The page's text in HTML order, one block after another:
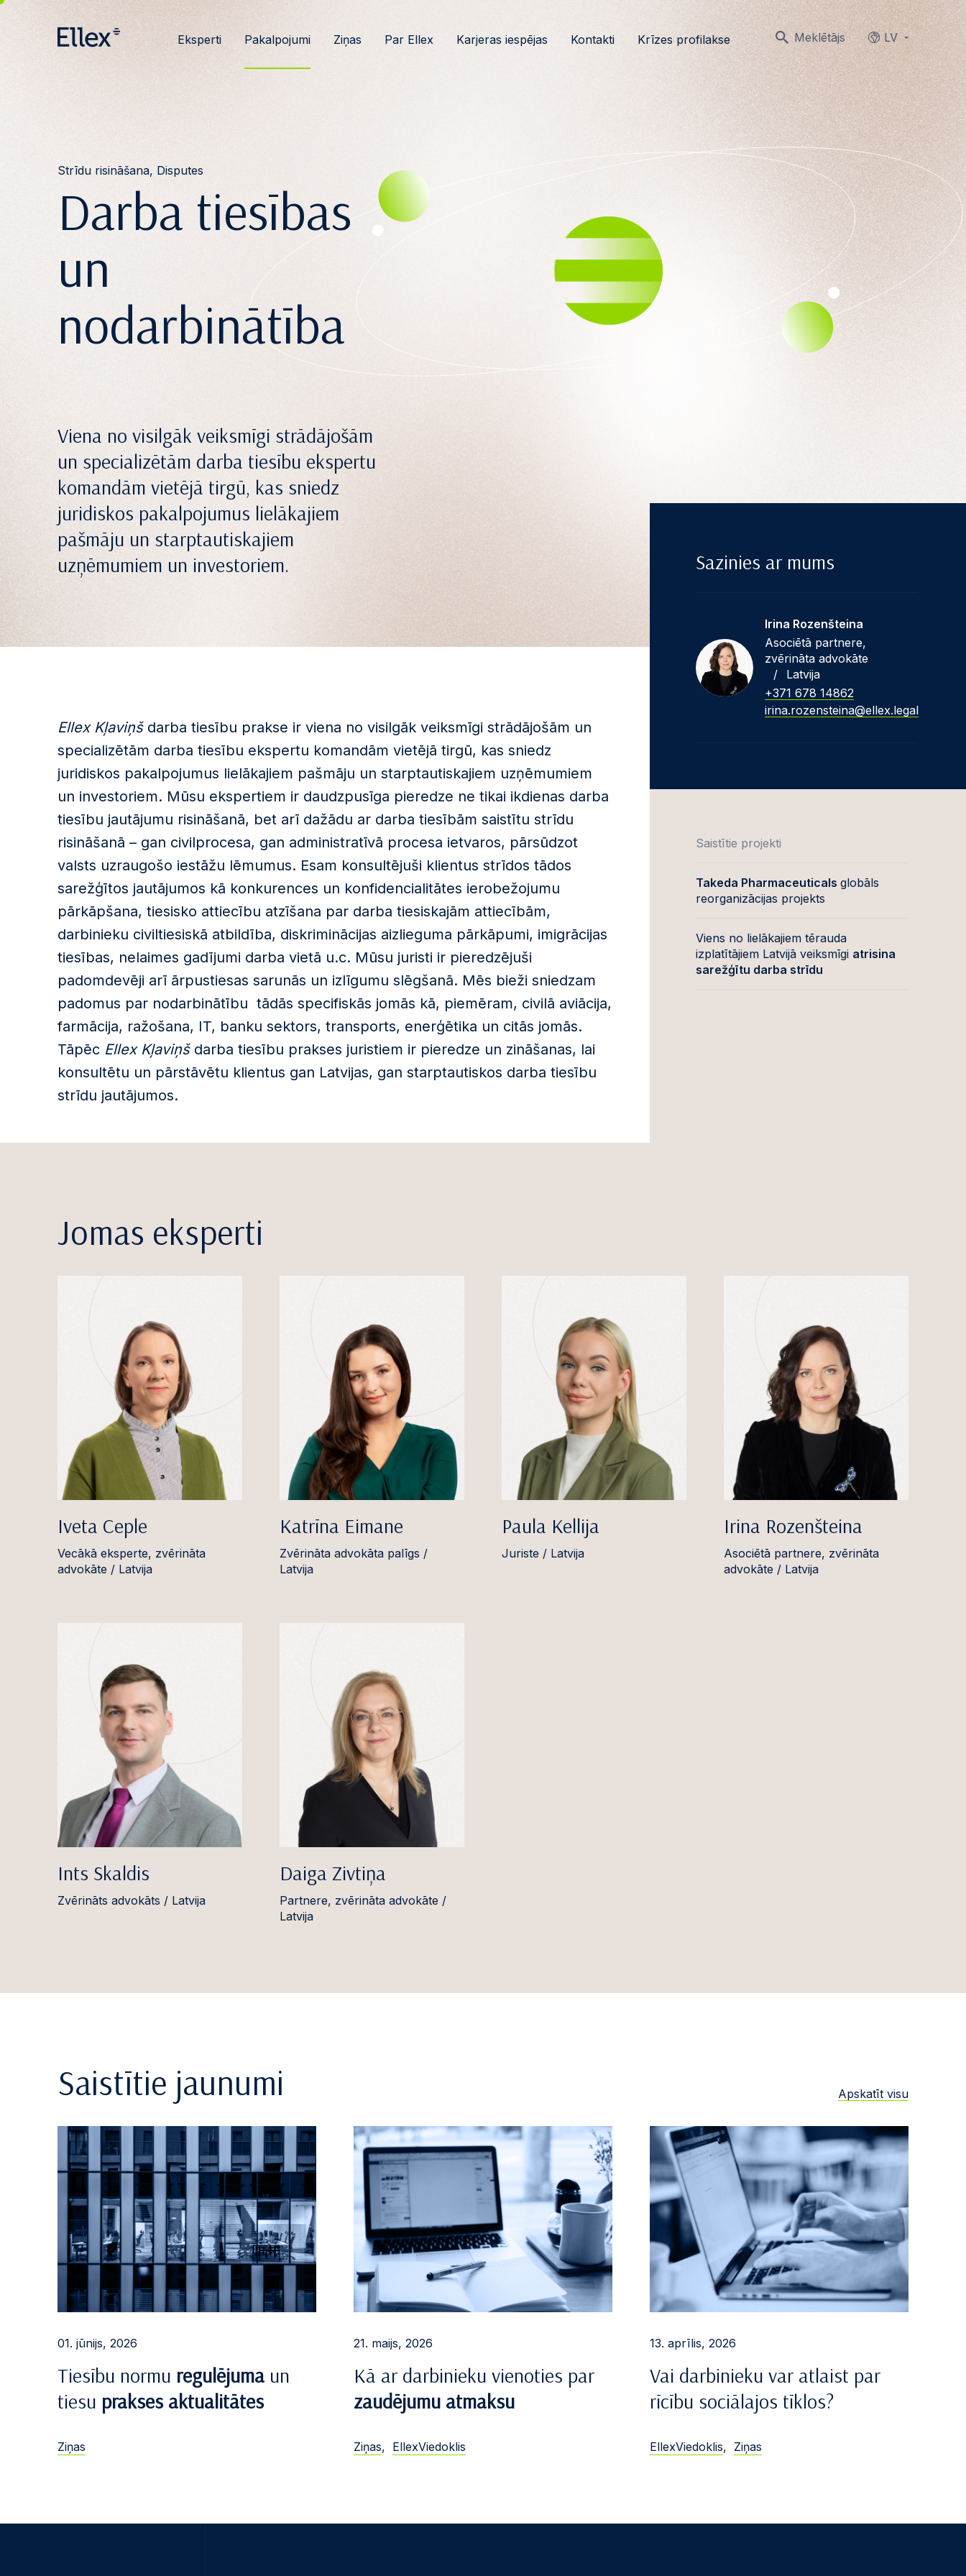
Meklētājs LV
Languages
Eksperti Pakalpojumi Ziņas Par Ellex Karjeras iespējas Kontakti Krīzes profilakse
Strīdu risināšana, Disputes
Darba tiesības
un
nodarbinātība
Viena no visilgāk veiksmīgi strādājošām
un specializētām darba tiesību ekspertu
komandām vietējā tirgū, kas sniedz
juridiskos pakalpojumus lielākajiem
pašmāju un starptautiskajiem
uzņēmumiem un investoriem.
Ellex Kļaviņšdarba tiesību prakse ir viena no visilgāk veiksmīgi strādājošām un
specializētām darba tiesību ekspertu komandām vietējā tirgū, kas sniedz
juridiskos pakalpojumus lielākajiem pašmāju un starptautiskajiem uzņēmumiem
un investoriem. Mūsu ekspertiem ir daudzpusīga pieredze ne tikai ikdienas darba
tiesību jautājumu risināšanā, bet arī dažādu ar darba tiesībām saistītu strīdu
risināšanā – gan civilprocesa, gan administratīvā procesa ietvaros, pārsūdzot
valsts uzraugošo iestāžu lēmumus. Esam konsultējuši klientus strīdos tādos
sarežģītos jautājumos kā konkurences un konfidencialitātes ierobežojumu
pārkāpšana, tiesisko attiecību atzīšana par darba tiesiskajām attiecībām,
darbinieku civiltiesiskā atbildība, diskriminācijas aizlieguma pārkāpumi, imigrācijas
tiesības, nelaimes gadījumi darba vietā u.c. Mūsu juristi ir pieredzējuši
padomdevēji arī ārpustiesas sarunās un izlīgumu slēgšanā. Mēs bieži sniedzam
padomus par nodarbinātību tādās specifiskās jomās kā, piemēram, civilā aviācija,
farmācija, ražošana, IT, banku sektors, transports, enerģētika un citās jomās.
Tāpēc Ellex Kļaviņšdarba tiesību prakses juristiem ir pieredze un zināšanas, lai
konsultētu un pārstāvētu klientus gan Latvijas, gan starptautiskos darba tiesību
strīdu jautājumos.
Sazinies ar mums
Irina Rozenšteina
Asociētā partnere,
zvērināta advokāte
/
Latvija
+371 678 14862
irina.rozensteina@ellex.legal
Saistītie projekti
Takeda Pharmaceuticals globāls
reorganizācijas projekts
Viens no lielākajiem tērauda
izplatītājiem Latvijā veiksmīgi atrisina
sarežģītu darba strīdu
Jomas eksperti
Iveta Ceple
Vecākā eksperte, zvērināta
advokāte / Latvija
Katrīna Eimane
Zvērināta advokāta palīgs /
Latvija
Paula Kellija
Juriste / Latvija
Irina Rozenšteina
Asociētā partnere, zvērināta
advokāte / Latvija
Ints Skaldis
Zvērināts advokāts / Latvija
Daiga Zivtiņa
Partnere, zvērināta advokāte /
Latvija
Saistītie jaunumi Apskatīt visu
01. jūnijs, 2026
Tiesību normu regulējuma un
tiesu prakses aktualitātes
Ziņas
21. maijs, 2026
Kā ar darbinieku vienoties par
zaudējumu atmaksu
Ziņas, EllexViedoklis
13. aprīlis, 2026
Vai darbinieku var atlaist par
rīcību sociālajos tīklos?
EllexViedoklis, Ziņas